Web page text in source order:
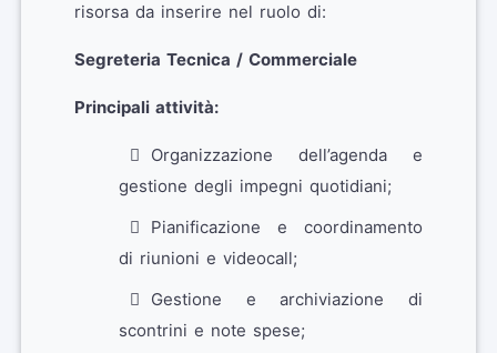
risorsa da inserire nel ruolo di:
Segreteria Tecnica / Commerciale
Principali attività:
Organizzazione dell’agenda e
gestione degli impegni quotidiani;
Pianificazione e coordinamento
di riunioni e videocall;
Gestione e archiviazione di
scontrini e note spese;